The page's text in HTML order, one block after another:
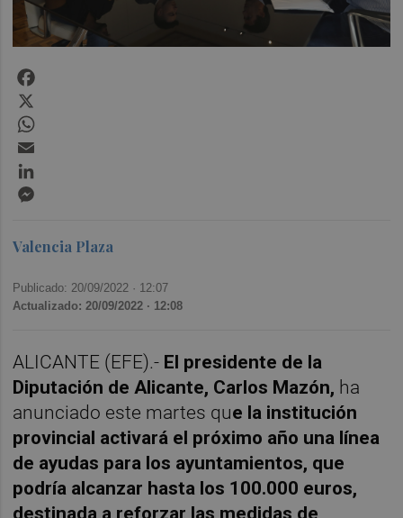
Valencia Plaza
Publicado: 20/09/2022 · 12:07
Actualizado: 20/09/2022 · 12:08
ALICANTE (EFE).- El presidente de la
Diputación de Alicante, Carlos Mazón, ha
anunciado este martes que la institución
provincial activará el próximo año una línea
de ayudas para los ayuntamientos, que
podría alcanzar hasta los 100.000 euros,
destinada a reforzar las medidas de